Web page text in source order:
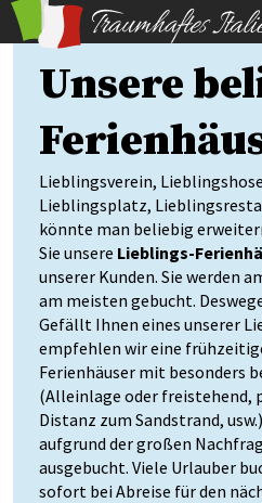
Unsere
Lieblingsverein,
Lieblingsplatz,
könnte man beliebig
Sie unsere Lieblings-
unserer Kunden. Sie werden
am meisten gebucht.
Gefällt Ihnen eines unserer
empfehlen wir eine
Ferienhäuser mit besonders
(Alleinlage oder freistehend,
Distanz zum Sandstrand,
aufgrund der großen
ausgebucht. Viele Urlauber
sofort bei Abreise für den